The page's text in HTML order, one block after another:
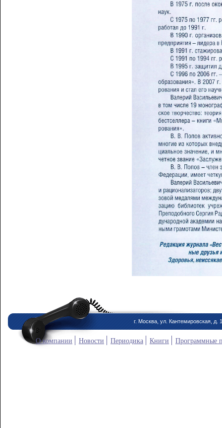
г. Москва, ул. Кантемировская, д.
О компании Новости Периодика Книги Программные